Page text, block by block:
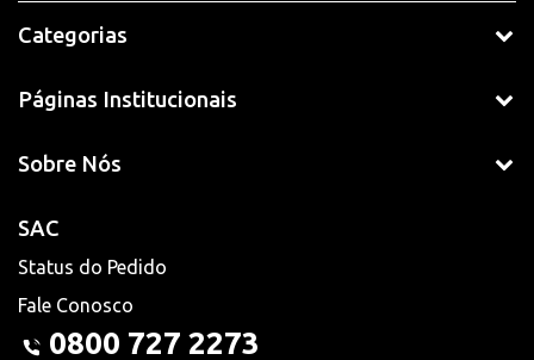
Categorias
Páginas Institucionais
Sobre Nós
SAC
Status do Pedido
Fale Conosco
0800 727 2273